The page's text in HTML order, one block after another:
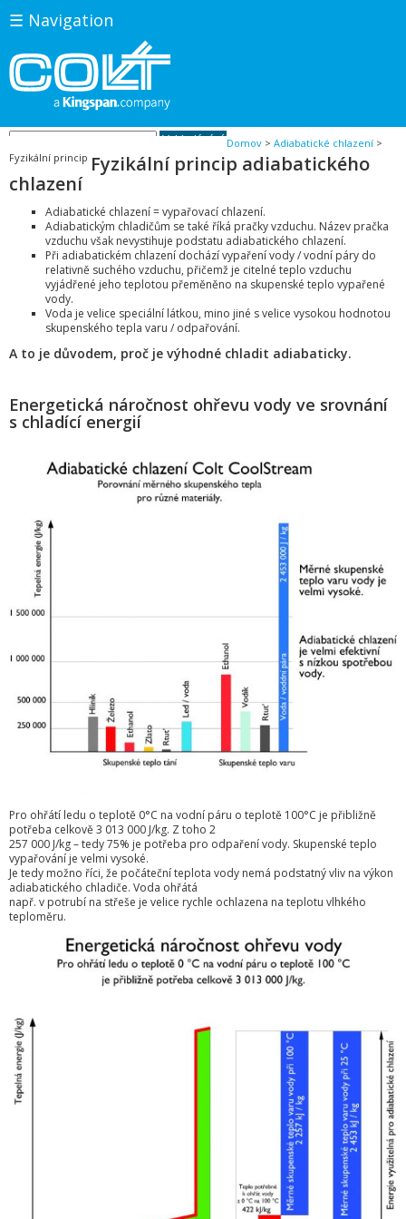
☰ Navigation
Domov > Adiabatické chlazení >
Fyzikální princip Fyzikální princip adiabatického
chlazení
Adiabatické chlazení = vypařovací chlazení.
Adiabatickým chladičům se také říká pračky vzduchu. Název pračka
vzduchu však nevystihuje podstatu adiabatického chlazení.
Při adiabatickém chlazení dochází vypaření vody / vodní páry do
relativně suchého vzduchu, přičemž je citelné teplo vzduchu
vyjádřené jeho teplotou přeměněno na skupenské teplo vypařené
vody.
Voda je velice speciální látkou, mino jiné s velice vysokou hodnotou
skupenského tepla varu / odpařování.
A to je důvodem, proč je výhodné chladit adiabaticky.
Energetická náročnost ohřevu vody ve srovnání
s chladící energií
Pro ohřátí ledu o teplotě 0°C na vodní páru o teplotě 100°C je přibližně
potřeba celkově 3 013 000 J/kg. Z toho 2
257 000 J/kg – tedy 75% je potřeba pro odpaření vody. Skupenské teplo
vypařování je velmi vysoké.
Je tedy možno říci, že počáteční teplota vody nemá podstatný vliv na výkon
adiabatického chladiče. Voda ohřátá
např. v potrubí na střeše je velice rychle ochlazena na teplotu vlhkého
teploměru.